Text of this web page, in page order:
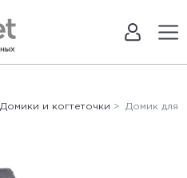
Домики и когтеточки > Домик для